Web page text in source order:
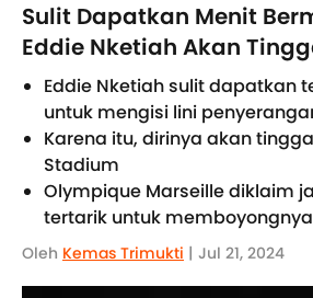
Sulit Dapatkan Menit
Eddie Nketiah Akan
Eddie Nketiah sulit dapatkan
untuk mengisi lini
Karena itu, dirinya akan
Stadium
Olympique Marseille diklaim
tertarik untuk memboyongnya
Oleh Kemas Trimukti | Jul 21, 2024